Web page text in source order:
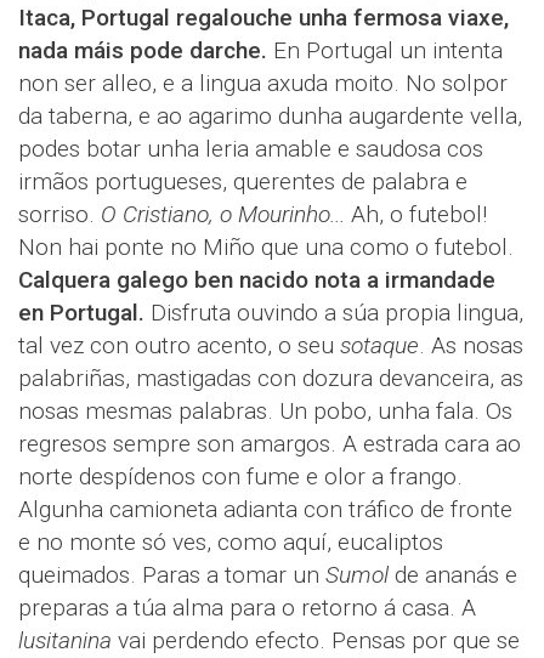
Itaca, Portugal regalouche unha fermosa viaxe,
nada máis pode darche. En Portugal un intenta
non ser alleo, e a lingua axuda moito. No solpor
da taberna, e ao agarimo dunha augardente vella,
podes botar unha leria amable e saudosa cos
irmãos portugueses, querentes de palabra e
sorriso. O Cristiano, o Mourinho... Ah, o futebol!
Non hai ponte no Miño que una como o futebol.
Calquera galego ben nacido nota a irmandade
en Portugal. Disfruta ouvindo a súa propia lingua,
tal vez con outro acento, o seu sotaque. As nosas
palabriñas, mastigadas con dozura devanceira, as
nosas mesmas palabras. Un pobo, unha fala. Os
regresos sempre son amargos. A estrada cara ao
norte despídenos con fume e olor a frango.
Algunha camioneta adianta con tráfico de fronte
e no monte só ves, como aquí, eucaliptos
queimados. Paras a tomar un Sumol de ananás e
preparas a túa alma para o retorno á casa. A
lusitanina vai perdendo efecto. Pensas por que se